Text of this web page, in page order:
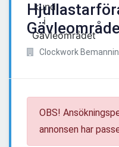
Clockwork
OBS!
annonsen har